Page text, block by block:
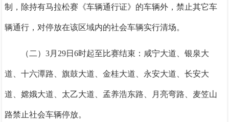
制，除持有马拉松赛《车辆通行证》的车辆外，禁止其它车
辆通行，对停放在该区域内的社会车辆实行清场。
（二）3月29日6时起至比赛结束：咸宁大道、银泉大
道、十六潭路、旗鼓大道、金桂大道、永安大道、长安大
道、嫦娥大道、太乙大道、孟养浩东路、月亮弯路、麦笠山
路禁止社会车辆停放。